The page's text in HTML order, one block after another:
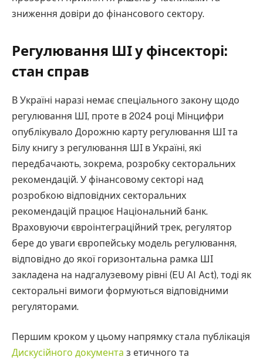
зниження довіри до фінансового сектору.
Регулювання ШІ у фінсекторі:
стан справ
В Україні наразі немає спеціального закону щодо
регулювання ШІ, проте в 2024 році Мінцифри
опублікувало Дорожню карту регулювання ШІ та
Білу книгу з регулювання ШІ в Україні, які
передбачають, зокрема, розробку секторальних
рекомендацій. У фінансовому секторі над
розробкою відповідних секторальних
рекомендацій працює Національний банк.
Враховуючи євроінтеграційний трек, регулятор
бере до уваги європейську модель регулювання,
відповідно до якої горизонтальна рамка ШІ
закладена на надгалузевому рівні (EU AI Act), тоді як
секторальні вимоги формуються відповідними
регуляторами.
Першим кроком у цьому напрямку стала публікація
Дискусійного документа з етичного та